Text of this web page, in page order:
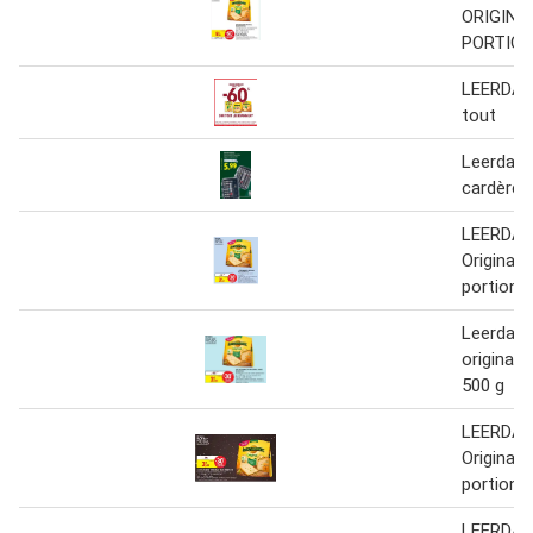
PORTION
tout
cardère
Original
portion
original
500 g
Original
portion